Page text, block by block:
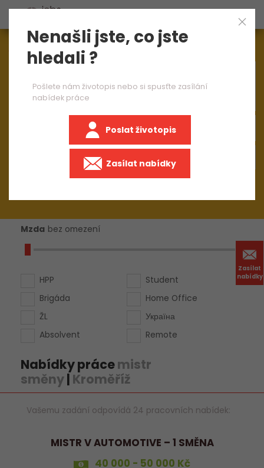
Zasílat
nabídky
Aktuálně1544nabídek práce
Mzda bez omezení
HPP
Brigáda
ŽL
Absolvent
Student
Home Office
Україна
Remote
Nabídky prácemistr
směny| Kroměříž
Vašemu zadání odpovídá 24 pracovních nabídek:
MISTR V AUTOMOTIVE – 1 SMĚNA
40 000 - 50 000 Kč
Nenašli jste, co jste
hledali ?
Pošlete nám životopis nebo si spusťte zasílání
nabídek práce
Poslat životopis
Zasílat nabídky